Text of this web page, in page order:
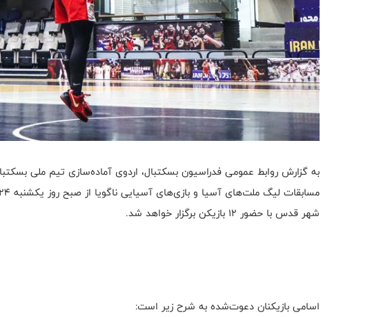
شهر قدس با حضور ۱۲ بازیکن برگزار خواهد شد.
اسامی بازیکنان دعوت‌شده به شرح زیر است: